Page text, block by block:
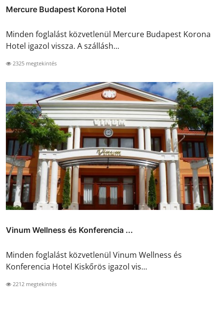
Mercure Budapest Korona Hotel
Minden foglalást közvetlenül Mercure Budapest Korona
Hotel igazol vissza. A szállásh...
2325 megtekintés
Vinum Wellness és Konferencia ...
Minden foglalást közvetlenül Vinum Wellness és
Konferencia Hotel Kiskőrös igazol vis...
2212 megtekintés